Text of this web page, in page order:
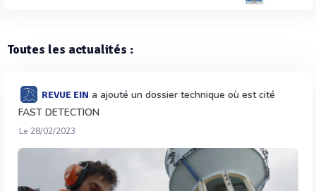
Toutes les actualités :
REVUE EIN a ajouté un dossier technique où est cité
FAST DETECTION
Le 28/02/2023